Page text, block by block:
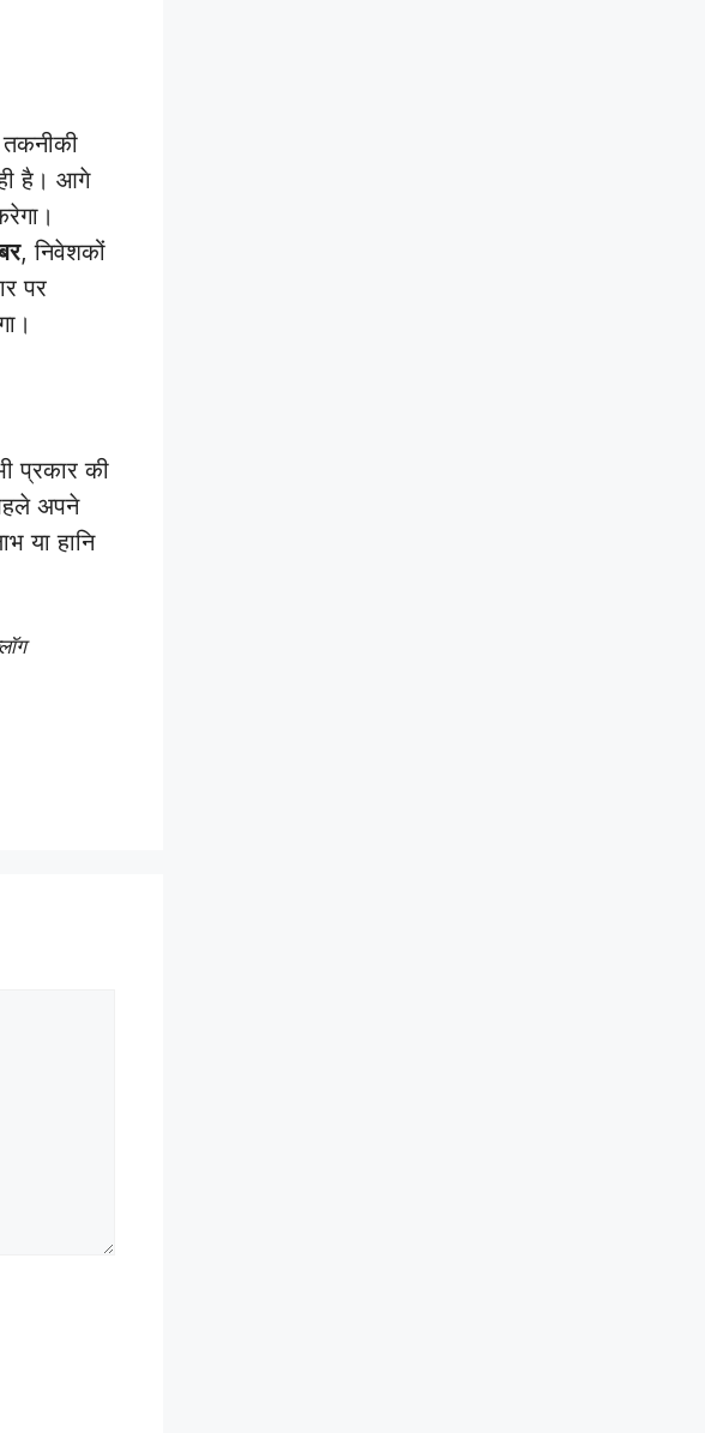
है। आगे
, निवेशकों
पर
प्रकार की
अपने
या हानि